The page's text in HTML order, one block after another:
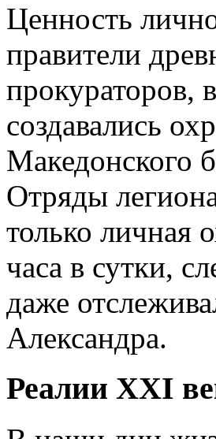
Ценность
правители
прокураторов,
создавались
Македонского
Отряды
только личная
часа в сутки,
даже
Александра.
Реалии XXI